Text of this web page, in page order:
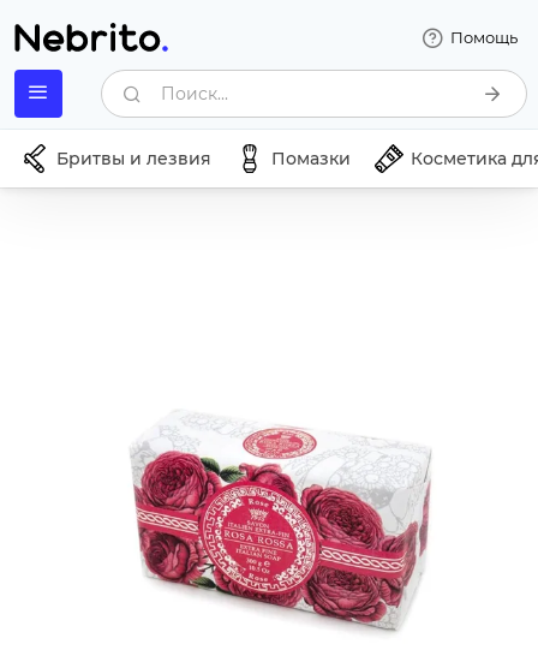
Помощь
Поиск...
Бритвы и лезвия Помазки Косметика